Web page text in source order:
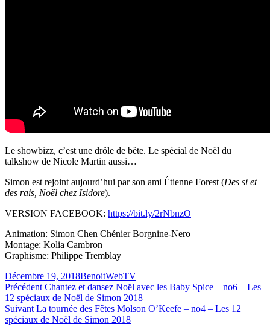
Le showbizz, c’est une drôle de bête. Le spécial de Noël du
talkshow de Nicole Martin aussi…
Simon est rejoint aujourd’hui par son ami Étienne Forest (Des si et
des rais, Noël chez Isidore).
VERSION FACEBOOK: https://bit.ly/2rNbnzO
Animation: Simon Chen Chénier Borgnine-Nero
Montage: Kolia Cambron
Graphisme: Philippe Tremblay
Publié
le
Décembre 19, 2018BenoitCatégories
WebTV
Navigation
de
l'article
Précédent Article
précédent :
Chantez et dansez Noël avec les Baby Spice – no6 – Les
12 spéciaux de Noël de Simon 2018
Suivant Article
Suivant :
La tournée des Fêtes Molson O’Keefe – no4 – Les 12
spéciaux de Noël de Simon 2018